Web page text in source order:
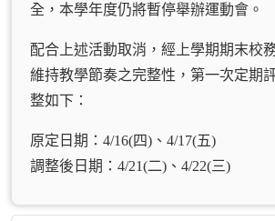
全，本學年度仍將暫停舉辦運動會。
配合上述活動取消，經上學期期末校
維持教學節奏之完整性，第一次定期
整如下：
原定日期：4/16(四)、4/17(五)
調整後日期：4/21(二)、4/22(三)